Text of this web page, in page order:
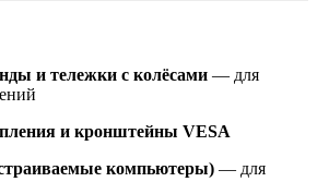
и тележки с колёсами — для
и кронштейны VESA
компьютеры) — для